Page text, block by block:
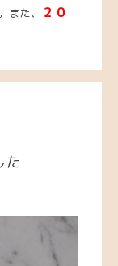
また、
２０
た